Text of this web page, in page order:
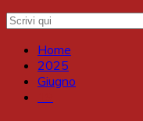
Home
2025
Giugno